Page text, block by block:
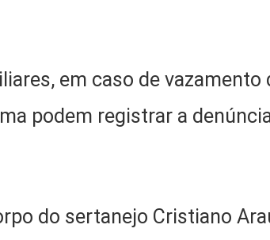
em caso de
podem registrar a
do sertanejo Cristiano